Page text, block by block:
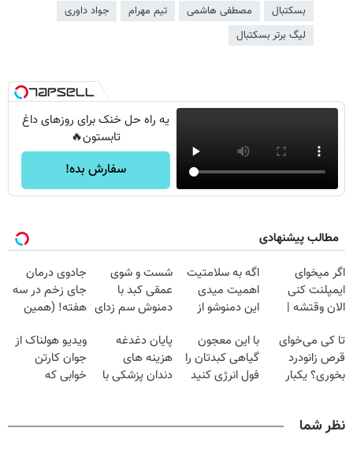
بسکتبال مصطفی هاشمی تیم مهرام
جواد داوری
لیگ برتر بسکتبال
یه راه حل خنک برای روزهای داغ
تابستون🔥
سفارش بده!
مطالب پیشنهادی
اگر میخوای
ایمپلنت کنی
الان وقتشه |
میلیون تومان!!!
اگه به سلامتیت
اهمیت میدی
این دمنوشو از
شست و شوی
عمقی کبد با
دمنوش سم زدای
جادوی درمان
جای زخم در سه
هفته! (همین
صحبت کنید)
تا کی می‌خوای
قرص زانودرد
بخوری؟ یکبار
با این معجون
گیاهی کبدتان را
فول انرژی کنید
پایان دغدغه
هزینه های
دندان پزشکی با
ویدیو هولناک از
جوان کارتن
خوابی که
نظر شما